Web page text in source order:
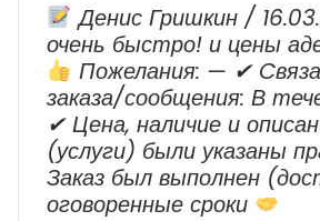
Денис Гришкин /
очень быстро! и цены
Пожелания: — ✔
заказа/сообщения: В
✔ Цена, наличие и
(услуги) были указаны
Заказ был выполнен
оговоренные сроки